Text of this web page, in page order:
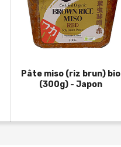
Pâte miso (riz brun) bio
(300g) - Japon